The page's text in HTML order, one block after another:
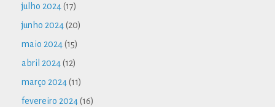
julho 2024(17)
junho 2024(20)
maio 2024(15)
abril 2024(12)
março 2024(11)
fevereiro 2024(16)